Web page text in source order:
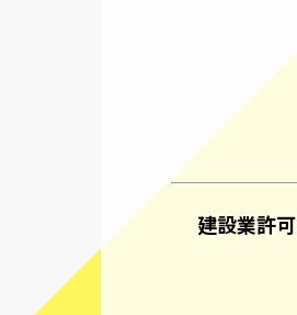
建設業許可